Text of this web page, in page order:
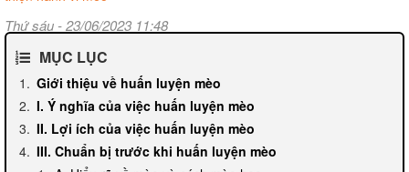
Thứ sáu - 23/06/2023 11:48
MỤC LỤC
Giới thiệu về huấn luyện mèo
I. Ý nghĩa của việc huấn luyện mèo
II. Lợi ích của việc huấn luyện mèo
III. Chuẩn bị trước khi huấn luyện mèo